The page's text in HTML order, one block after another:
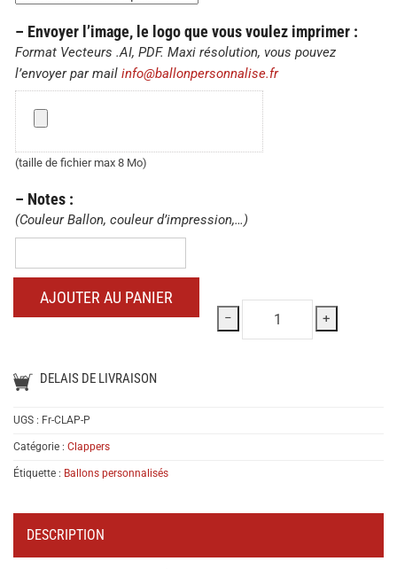
– Envoyer l’image, le logo que vous voulez imprimer :
Format Vecteurs .AI, PDF. Maxi résolution, vous pouvez
l’envoyer par mail info@ballonpersonnalise.fr
–
Envoyer
l’image,
le
que
vous
voulez
imprimer
(taille de fichier max 8 Mo)
– Notes :
(Couleur Ballon, couleur d’impression,…)
Notes
− +
AJOUTER AU PANIER
DELAIS DE LIVRAISON
UGS : Fr-CLAP-P
Catégorie : Clappers
Étiquette : Ballons personnalisés
DESCRIPTION